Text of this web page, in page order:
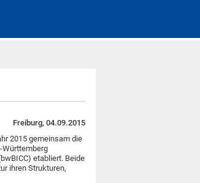
Freiburg, 04.09.2015
2015 gemeinsam die
Württemberg
etabliert. Beide
ihren Strukturen,